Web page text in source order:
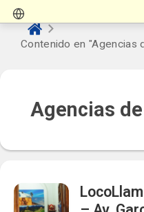
Contenido en "Agencias
Agencias